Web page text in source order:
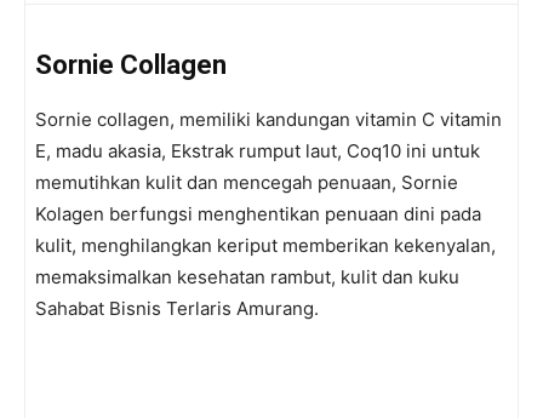
Sornie Collagen
Sornie collagen, memiliki kandungan vitamin C vitamin
E, madu akasia, Ekstrak rumput laut, Coq10 ini untuk
memutihkan kulit dan mencegah penuaan, Sornie
Kolagen berfungsi menghentikan penuaan dini pada
kulit, menghilangkan keriput memberikan kekenyalan,
memaksimalkan kesehatan rambut, kulit dan kuku
Sahabat Bisnis Terlaris Amurang.